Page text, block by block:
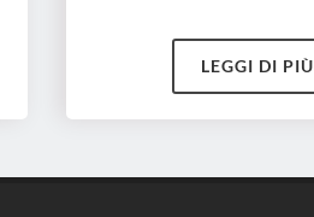
LEGGI DI PIÙ